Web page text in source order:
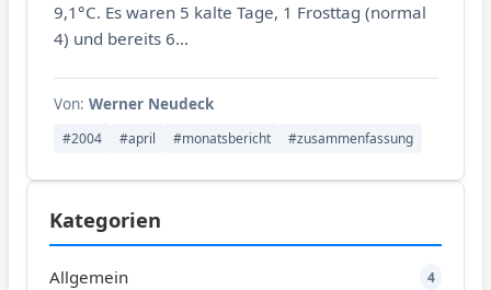
9,1°C. Es waren 5 kalte Tage, 1 Frosttag (normal
4) und bereits 6...
Von: Werner Neudeck
#2004 #april #monatsbericht #zusammenfassung
Kategorien
Allgemein 4